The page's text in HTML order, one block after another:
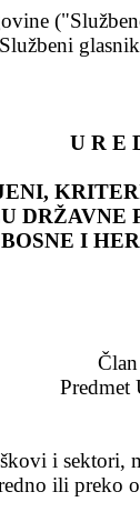
U R E
DRŽAVNE
BOSNE I
Predmet
i sektori,
ili preko